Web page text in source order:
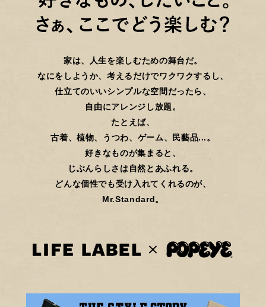
家は、人生を楽しむための舞台だ。
なにをしようか、考えるだけでワクワクするし、
仕立てのいいシンプルな空間だったら、
自由にアレンジし放題。
たとえば、
古着、植物、うつわ、ゲーム、民藝品...。
好きなものが集まると、
じぶんらしさは自然とあふれる。
どんな個性でも受け入れてくれるのが、
Mr.Standard。